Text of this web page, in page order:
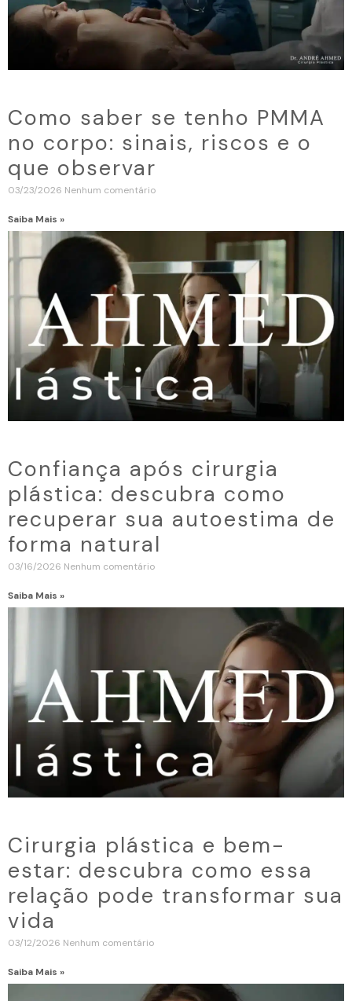
Como saber se tenho PMMA
no corpo: sinais, riscos e o
que observar
03/23/2026 Nenhum comentário
Saiba Mais »
Confiança após cirurgia
plástica: descubra como
recuperar sua autoestima de
forma natural
03/16/2026 Nenhum comentário
Saiba Mais »
Cirurgia plástica e bem-
estar: descubra como essa
relação pode transformar sua
vida
03/12/2026 Nenhum comentário
Saiba Mais »